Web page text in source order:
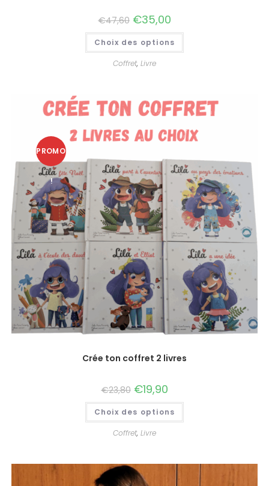
€47,60 €35,00
Choix des options
Coffret, Livre
PROMO
!
Crée ton coffret 2 livres
€23,80 €19,90
Choix des options
Coffret, Livre